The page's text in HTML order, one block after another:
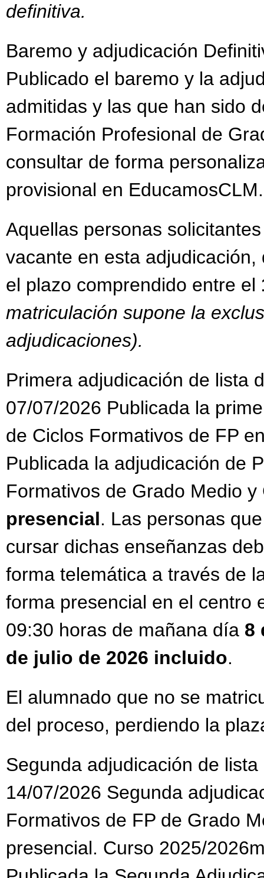
definitiva.
Baremo y adjudicación
Publicado el baremo y la
admitidas y las que han sido
Formación Profesional de
consultar de forma
provisional en
Aquellas personas
vacante en esta
el plazo comprendido entre el
matriculación supone la
adjudicaciones).
Primera adjudicación de lista
07/07/2026 Publicada la
de Ciclos Formativos de FP
Publicada la adjudicación de
Formativos de Grado Medio
presencial. Las personas
cursar dichas enseñanzas
forma telemática a través de
forma presencial en el centro
09:30 horas de mañana día 8
de julio de 2026 incluido.
El alumnado que no se
del proceso, perdiendo la
Segunda adjudicación de
14/07/2026 Segunda
Formativos de FP de Grado
presencial. Curso 2025/